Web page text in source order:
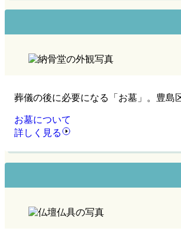
葬儀の後に必要になる「お墓」。豊島
お墓について
詳しく見る